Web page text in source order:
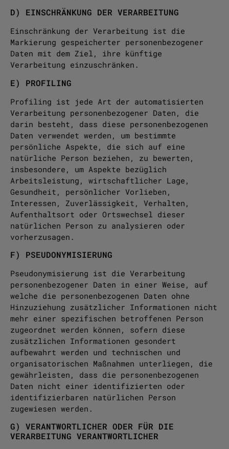
D) EINSCHRÄNKUNG DER VERARBEITUNG
Einschränkung der Verarbeitung ist die
Markierung gespeicherter personenbezogener
Daten mit dem Ziel, ihre künftige
Verarbeitung einzuschränken.
E) PROFILING
Profiling ist jede Art der automatisierten
Verarbeitung personenbezogener Daten, die
darin besteht, dass diese personenbezogenen
Daten verwendet werden, um bestimmte
persönliche Aspekte, die sich auf eine
natürliche Person beziehen, zu bewerten,
insbesondere, um Aspekte bezüglich
Arbeitsleistung, wirtschaftlicher Lage,
Gesundheit, persönlicher Vorlieben,
Interessen, Zuverlässigkeit, Verhalten,
Aufenthaltsort oder Ortswechsel dieser
natürlichen Person zu analysieren oder
vorherzusagen.
F) PSEUDONYMISIERUNG
Pseudonymisierung ist die Verarbeitung
personenbezogener Daten in einer Weise, auf
welche die personenbezogenen Daten ohne
Hinzuziehung zusätzlicher Informationen nicht
mehr einer spezifischen betroffenen Person
zugeordnet werden können, sofern diese
zusätzlichen Informationen gesondert
aufbewahrt werden und technischen und
organisatorischen Maßnahmen unterliegen, die
gewährleisten, dass die personenbezogenen
Daten nicht einer identifizierten oder
identifizierbaren natürlichen Person
zugewiesen werden.
G) VERANTWORTLICHER ODER FÜR DIE
VERARBEITUNG VERANTWORTLICHER